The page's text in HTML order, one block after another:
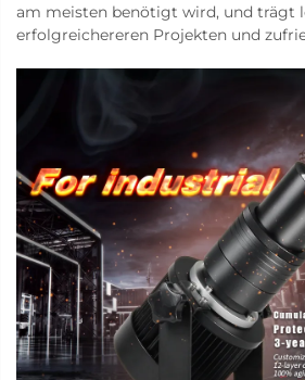
am meisten benötigt wird, und trägt
erfolgreichereren Projekten und